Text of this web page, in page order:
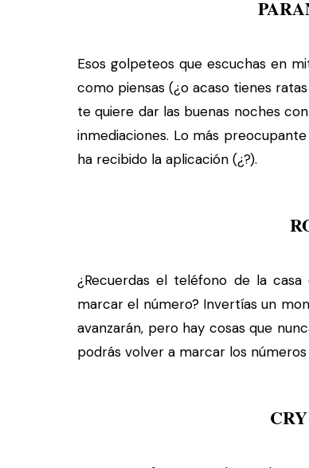
Esos golpeteos que escuchas en
como piensas (¿o acaso tienes
te quiere dar las buenas noches
inmediaciones. Lo más
ha recibido la aplicación (¿?).
¿Recuerdas el teléfono de la
marcar el número? Invertías un
avanzarán, pero hay cosas que
podrás volver a marcar los